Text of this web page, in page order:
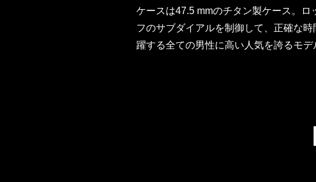
ケースは47.5 mmのチタン製ケース。
フのサブダイアルを制御して、正確な
躍する全ての男性に高い人気を誇るモデ